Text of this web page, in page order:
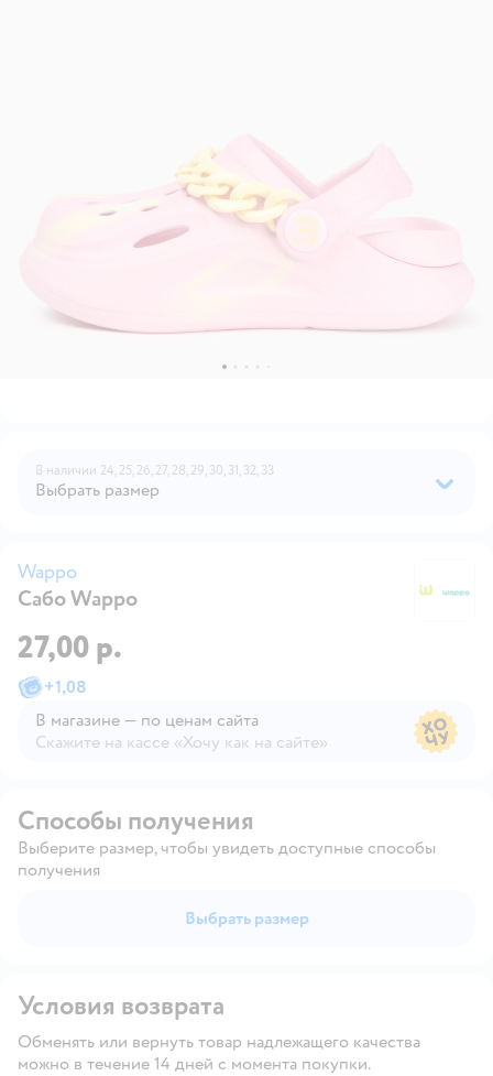
В наличии 24, 25, 26, 27, 28, 29, 30, 31, 32, 33
Выбрать размер
Wappo
Сабо Wappo
27,00 р.
+1,08
В магазине — по ценам сайта
Скажите на кассе «Хочу как на сайте»
Способы получения
Выберите размер, чтобы увидеть доступные способы
получения
Выбрать размер
Условия возврата
Обменять или вернуть товар надлежащего качества
можно в течение 14 дней с момента покупки.